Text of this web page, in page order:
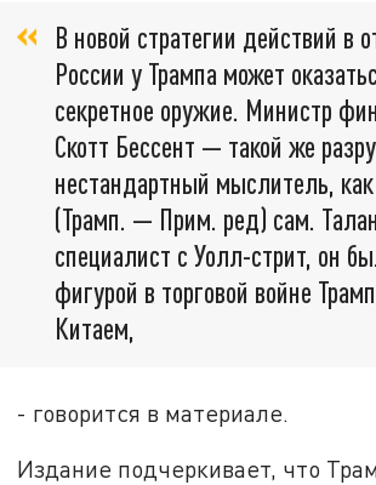
В новой стратегии действий в
России у Трампа может
секретное оружие. Министр
Скотт Бессент — такой же
нестандартный мыслитель,
(Трамп. — Прим. ред) сам.
специалист с Уолл-стрит, он
фигурой в торговой войне
Китаем,
- говорится в материале.
Издание подчеркивает, что